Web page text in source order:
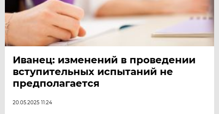
Иванец: изменений в проведении
вступительных испытаний не
предполагается
20.05.2025 11:24